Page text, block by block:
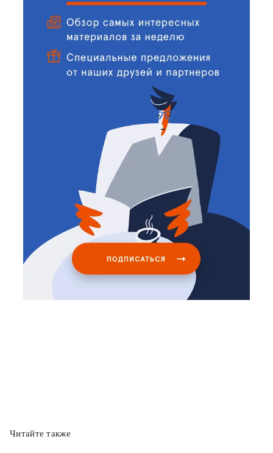
Читайте также